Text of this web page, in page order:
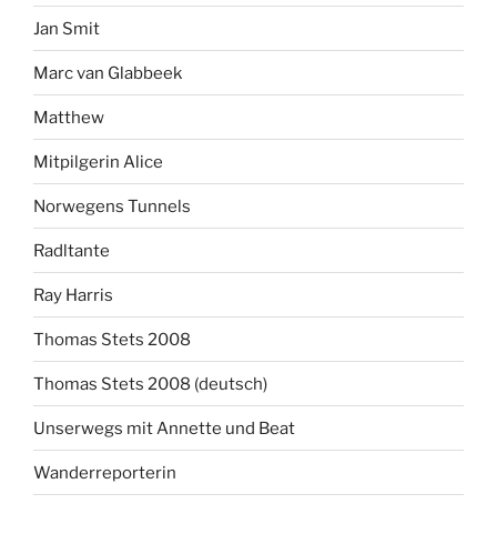
Jan Smit
Marc van Glabbeek
Matthew
Mitpilgerin Alice
Norwegens Tunnels
Radltante
Ray Harris
Thomas Stets 2008
Thomas Stets 2008 (deutsch)
Unserwegs mit Annette und Beat
Wanderreporterin